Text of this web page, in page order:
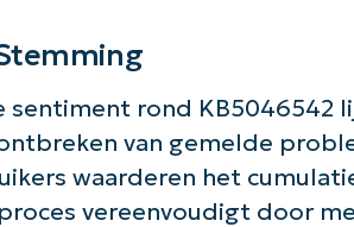
sentiment rond KB5046542
van gemelde
waarderen het
vereenvoudigt door